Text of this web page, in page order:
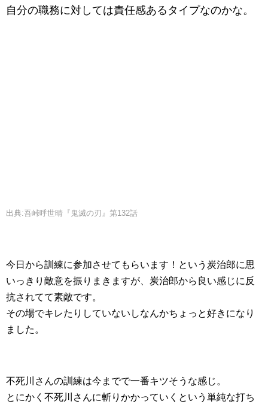
自分の職務に対しては責任感あるタイプなのかな。
出典:吾峠呼世晴『鬼滅の刃』第132話
今日から訓練に参加させてもらいます！という炭治郎に思
いっきり敵意を振りまきますが、炭治郎から良い感じに反
抗されてて素敵です。
その場でキレたりしていないしなんかちょっと好きになり
ました。
不死川さんの訓練は今までで一番キツそうな感じ。
とにかく不死川さんに斬りかかっていくという単純な打ち